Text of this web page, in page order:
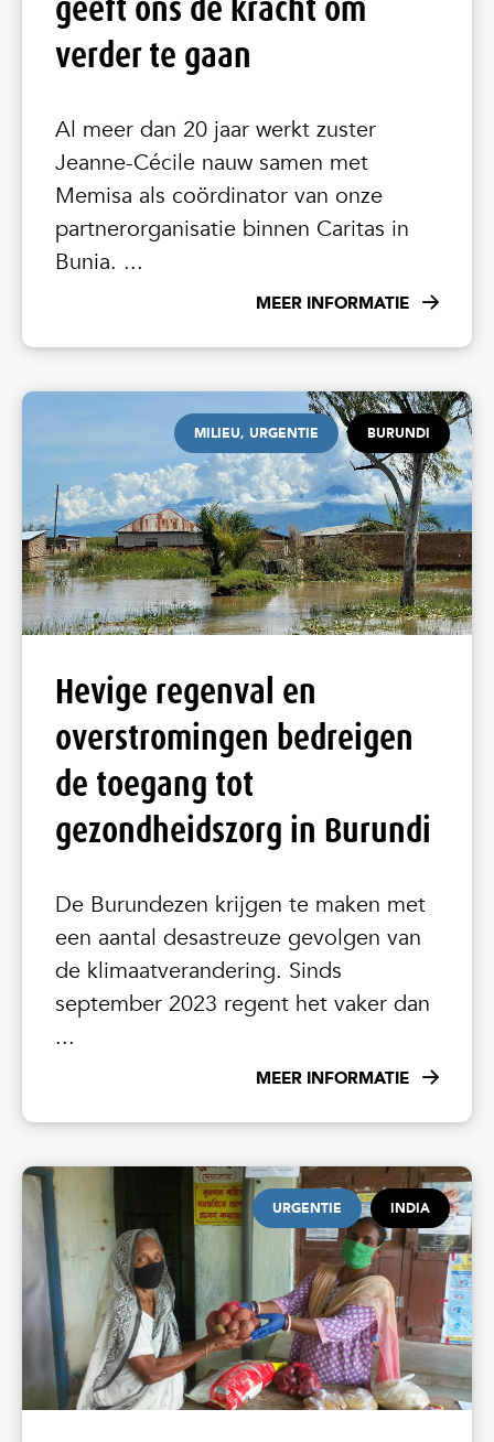
verder te gaan
Al meer dan 20 jaar werkt zuster
Jeanne-Cécile nauw samen met
Memisa als coördinator van onze
partnerorganisatie binnen Caritas in
Bunia. ...
MEER INFORMATIE
MILIEU, URGENTIE BURUNDI
Hevige regenval en
overstromingen bedreigen
de toegang tot
gezondheidszorg in Burundi
De Burundezen krijgen te maken met
een aantal desastreuze gevolgen van
de klimaatverandering. Sinds
september 2023 regent het vaker dan
...
MEER INFORMATIE
URGENTIE INDIA